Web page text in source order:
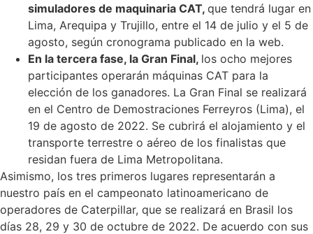
simuladores de maquinaria CAT, que tendrá lugar en
Lima, Arequipa y Trujillo, entre el 14 de julio y el 5 de
agosto, según cronograma publicado en la web.
En la tercera fase, la Gran Final, los ocho mejores
participantes operarán máquinas CAT para la
elección de los ganadores. La Gran Final se realizará
en el Centro de Demostraciones Ferreyros (Lima), el
19 de agosto de 2022. Se cubrirá el alojamiento y el
transporte terrestre o aéreo de los finalistas que
residan fuera de Lima Metropolitana.
Asimismo, los tres primeros lugares representarán a
nuestro país en el campeonato latinoamericano de
operadores de Caterpillar, que se realizará en Brasil los
días 28, 29 y 30 de octubre de 2022. De acuerdo con sus